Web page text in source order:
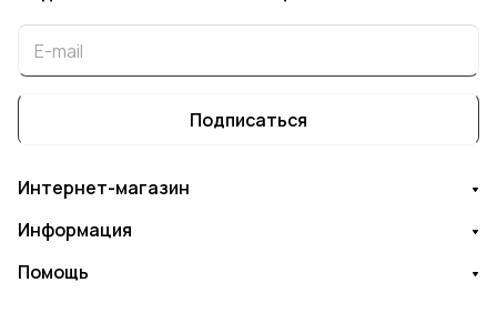
Подписаться
Интернет-магазин
Информация
Помощь